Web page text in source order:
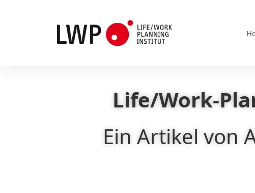
Life/Work-
Ein Artikel von